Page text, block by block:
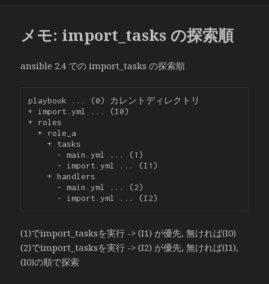
ー
メモ: import_tasks の探索順
ansible 2.4 での import_tasks の探索順
playbook ... (0) カレントディレクトリ
+ import.yml ... (I0)
+ roles
  + role_a
    + tasks
    + handlers
(1)でimport_tasksを実行 -> (I1) が優先, 無ければ(I0)
(2)でimport_tasksを実行 -> (I2) が優先, 無ければ(I1),
(I0)の順で探索